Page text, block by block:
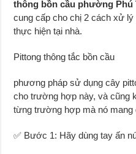
thông bồn cầu phường Phú
cung cấp cho chị 2 cách xử
thực hiện tại nhà.
Pittong thông tắc bồn cầu
phương pháp sử dụng cây
cho trường hợp này, và cũng
từng trường hợp mà nó mang
✅ Bước 1: Hãy dùng tay ấn